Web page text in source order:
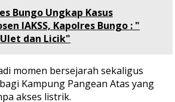
Bungo Ungkap Kasus
IAKSS, Kapolres Bungo : "
dan Licik"
momen bersejarah sekaligus
Kampung Pangean Atas yang
akses listrik.